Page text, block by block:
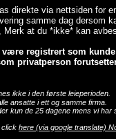
direkte via nettsiden for
samme dag dersom
Merk at du *ikke* kan
være registrert som
privatperson
ikke i den første leieperioden.
ansatte i ett og samme firma.
kun de 25 dagene mens vi har
click here (via google translate)